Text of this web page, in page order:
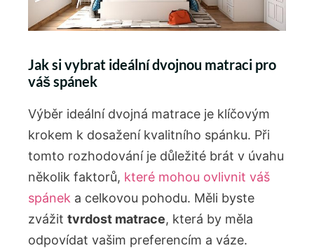
Jak si vybrat ideální dvojnou matraci pro
váš spánek
Výběr ideální dvojná⁤ matrace je klíčovým
krokem k dosažení kvalitního spánku. Při
tomto rozhodování je důležité brát v úvahu‌
několik faktorů, které mohou ovlivnit váš
spánek a celkovou pohodu. Měli byste
zvážit tvrdost matrace, která by ⁤měla
odpovídat vašim preferencím a⁣ váze.‍